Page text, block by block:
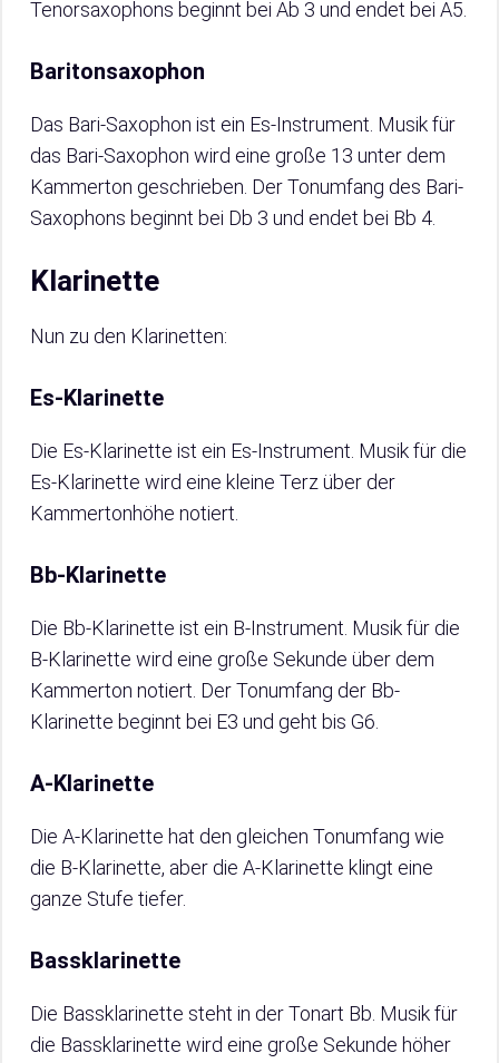
Tenorsaxophons beginnt bei Ab 3 und endet bei A5.
Baritonsaxophon
Das Bari-Saxophon ist ein Es-Instrument. Musik für
das Bari-Saxophon wird eine große 13 unter dem
Kammerton geschrieben. Der Tonumfang des Bari-
Saxophons beginnt bei Db 3 und endet bei Bb 4.
Klarinette
Nun zu den Klarinetten:
Es-Klarinette
Die Es-Klarinette ist ein Es-Instrument. Musik für die
Es-Klarinette wird eine kleine Terz über der
Kammertonhöhe notiert.
Bb-Klarinette
Die Bb-Klarinette ist ein B-Instrument. Musik für die
B-Klarinette wird eine große Sekunde über dem
Kammerton notiert. Der Tonumfang der Bb-
Klarinette beginnt bei E3 und geht bis G6.
A-Klarinette
Die A-Klarinette hat den gleichen Tonumfang wie
die B-Klarinette, aber die A-Klarinette klingt eine
ganze Stufe tiefer.
Bassklarinette
Die Bassklarinette steht in der Tonart Bb. Musik für
die Bassklarinette wird eine große Sekunde höher